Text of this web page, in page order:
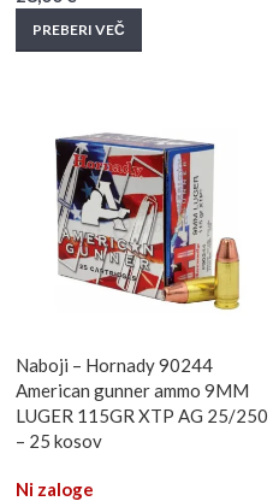
PREBERI VEČ
Naboji – Hornady 90244
American gunner ammo 9MM
LUGER 115GR XTP AG 25/250
– 25 kosov
Ni zaloge